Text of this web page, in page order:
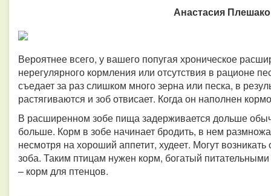
Анастасия
Вероятнее всего, у вашего попугая хроническое
нерегулярного кормления или отсутствия в рационе
съедает за раз слишком много зерна или песка, в
растягиваются и зоб отвисает. Когда он наполнен
В расширенном зобе пища задерживается дольше
больше. Корм в зобе начинает бродить, в нем
несмотря на хороший аппетит, худеет. Могут
зоба. Таким птицам нужен корм, богатый
– корм для птенцов.